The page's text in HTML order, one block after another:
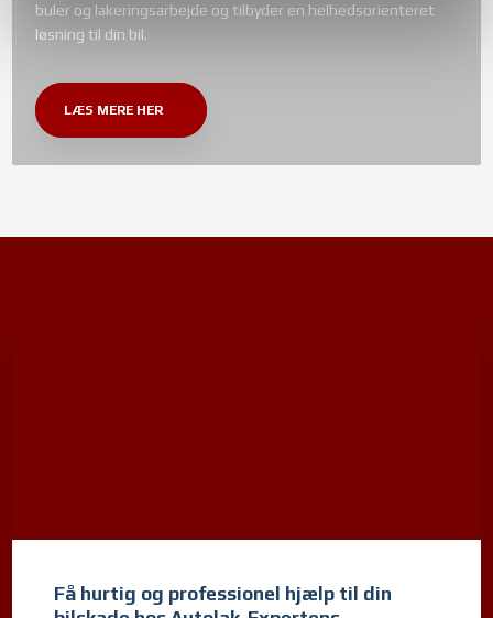
buler og lakeringsarbejde og tilbyder en helhedsorienteret
løsning til din bil.
LÆS MERE HER
​Få hurtig og professionel hjælp til din